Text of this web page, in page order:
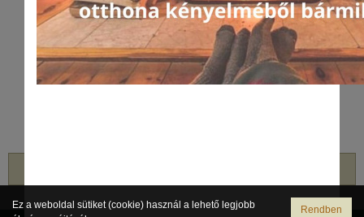
Rendben
Ez a weboldal sütiket (cookie) használ a lehető legjobb